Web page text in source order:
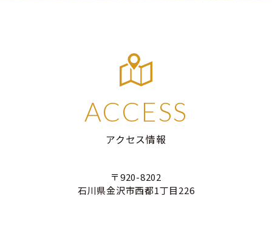
ACCESS
アクセス情報
〒920-8202
石川県金沢市西都1丁目226